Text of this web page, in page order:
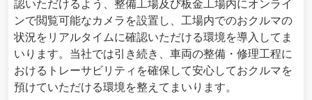
認いただけるよう、整備工場及び板金工場内にオンライ
ンで閲覧可能なカメラを設置し、工場内でのおクルマの
状況をリアルタイムに確認いただける環境を導入してま
いります。当社では引き続き、車両の整備・修理工程に
おけるトレーサビリティを確保して安心しておクルマを
預けていただける環境を整えてまいります。